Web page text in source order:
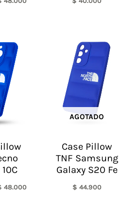
60.000.
48.000
AGOTADO
Case Pillow
TNF Samsung
Galaxy S20 Fe
$ 44.900